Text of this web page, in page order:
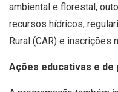
ambiental e florestal,
recursos hídricos,
Rural (CAR) e inscrições
Ações educativas e de